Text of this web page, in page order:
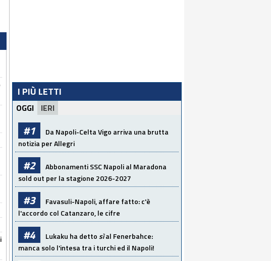
I PIÙ LETTI
OGGI IERI
#1
Da Napoli-Celta Vigo arriva una brutta
notizia per Allegri
#2
Abbonamenti SSC Napoli al Maradona
sold out per la stagione 2026-2027
#3
Favasuli-Napoli, affare fatto: c'è
l'accordo col Catanzaro, le cifre
#4 Lukaku ha dettosìal Fenerbahce:
manca solo l'intesa tra i turchi ed il Napoli!